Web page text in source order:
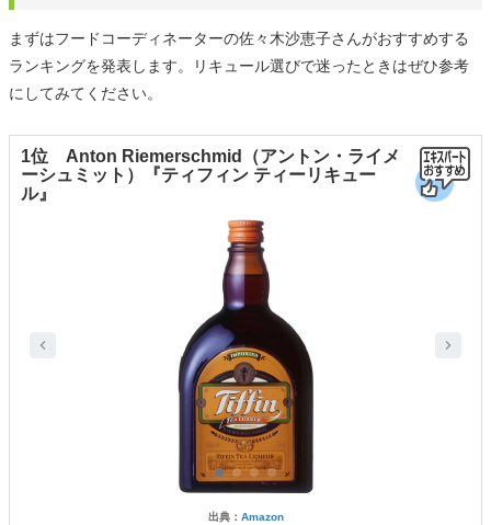
まずはフードコーディネーターの佐々木沙恵子さんがおすすめする
ランキングを発表します。リキュール選びで迷ったときはぜひ参考
にしてみてください。
1位 Anton Riemerschmid（アントン・ライメ
ーシュミット）『ティフィン ティーリキュー
ル』
出典： Amazon